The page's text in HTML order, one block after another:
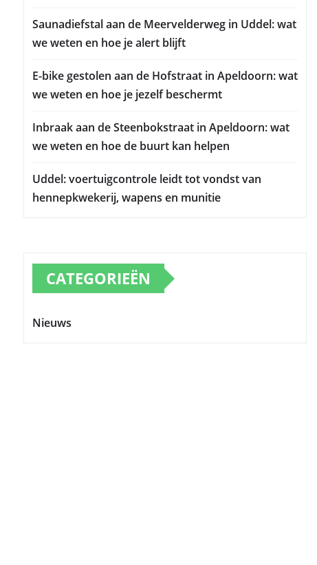
Saunadiefstal aan de Meervelderweg in Uddel: wat
we weten en hoe je alert blijft
E-bike gestolen aan de Hofstraat in Apeldoorn: wat
we weten en hoe je jezelf beschermt
Inbraak aan de Steenbokstraat in Apeldoorn: wat
we weten en hoe de buurt kan helpen
Uddel: voertuigcontrole leidt tot vondst van
hennepkwekerij, wapens en munitie
CATEGORIEËN
Nieuws